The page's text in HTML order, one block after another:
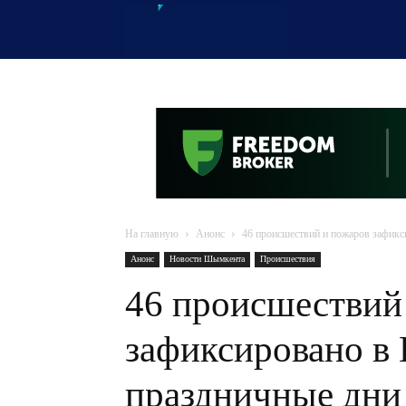
На главную Анонс 46 происшествий и пожаров
Анонс Новости Шымкента Происшествия
46
зафиксировано
праздничные дни